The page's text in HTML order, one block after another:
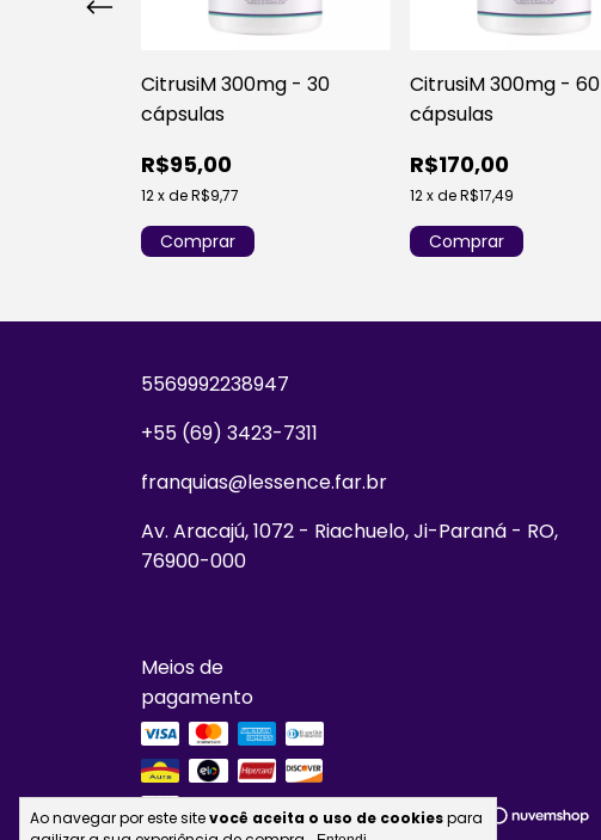
Ao navegar por este sitevocê aceita o uso de cookiespara
CitrusiM 300mg - 30
cápsulas
R$95,00
12xdeR$9,77
CitrusiM 300mg - 60
cápsulas
R$170,00
12xdeR$17,49
5569992238947
+55 (69) 3423-7311
franquias@lessence.far.br
Av. Aracajú, 1072 - Riachuelo, Ji-Paraná - RO,
76900-000
Meios de
pagamento